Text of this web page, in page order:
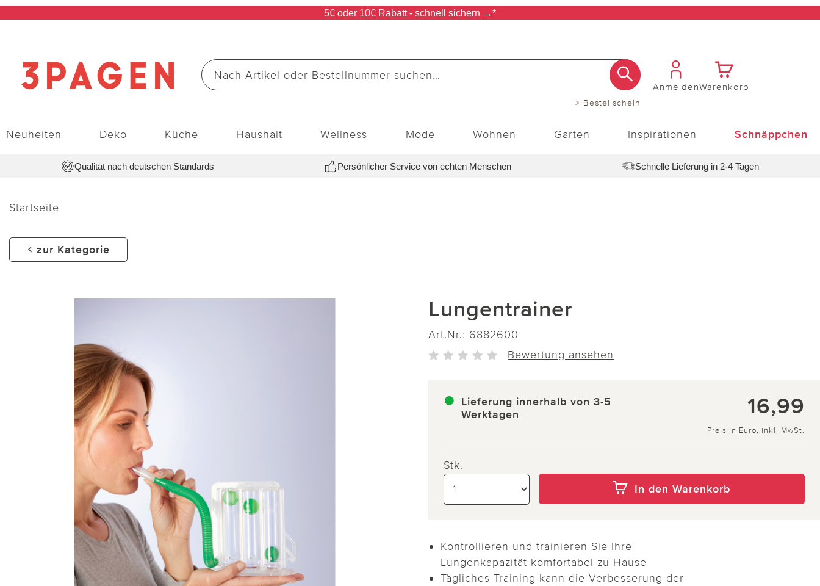
5€ oder 10€ Rabatt - schnell sichern →*
> Bestellschein
AnmeldenWarenkorb
Neuheiten Deko Küche Haushalt Wellness Mode Wohnen Garten Inspirationen Schnäppchen
Qualität nach deutschen Standards Persönlicher Service von echten Menschen Schnelle Lieferung in 2-4 Tagen
Startseite
zur Kategorie
Lungentrainer
Art.Nr.: 6882600
Bewertung ansehen
Lieferung innerhalb von 3-5
Werktagen
16,99
Preis in Euro, inkl. MwSt.
Stk.
In den Warenkorb
Kontrollieren und trainieren Sie Ihre
Lungenkapazität komfortabel zu Hause
Tägliches Training kann die Verbesserung der